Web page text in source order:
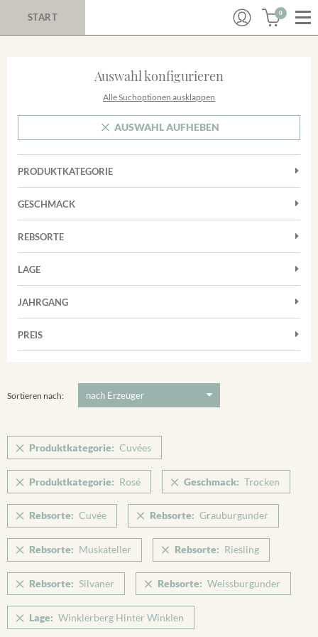
START 0
Auswahl konfigurieren
Alle Suchoptionen ausklappen
AUSWAHL AUFHEBEN
PRODUKTKATEGORIE
Cuvées
Rosé
Sekt
Trester/Spirituosen
Weißwein
Verpackung
GESCHMACK
Trocken
REBSORTE
Auxerrois
Cuvée
Grauburgunder
Riesling
Silvaner
Spätburgunder Rosé
Weissburgunder
LAGE
Achkarrer Schlossberg
Merdinger Bühl
Vorderer Winklerberg
Winklerberg
Winklerberg Winklen
JAHRGANG
PREIS
Sortieren nach:
Produktkategorie: Cuvées
Produktkategorie: Rosé Geschmack: Trocken
Rebsorte: Cuvée Rebsorte: Grauburgunder
Rebsorte: Muskateller Rebsorte: Riesling
Rebsorte: Silvaner Rebsorte: Weissburgunder
Lage: Winklerberg Hinter Winklen